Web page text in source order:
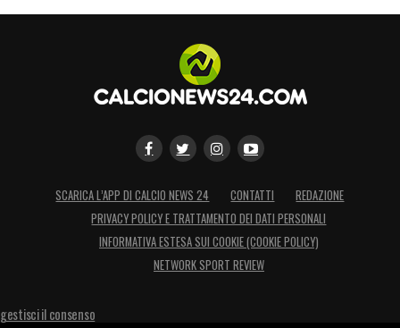
SCARICA L’APP DI CALCIO NEWS 24 CONTATTI
REDAZIONE
PRIVACY POLICY E TRATTAMENTO DEI DATI PERSONALI
INFORMATIVA ESTESA SUI COOKIE (COOKIE POLICY)
NETWORK SPORT REVIEW
gestisci il consenso